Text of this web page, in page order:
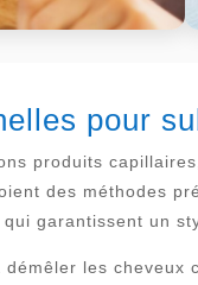
pour
produits
des méthodes
garantissent un
les cheveux